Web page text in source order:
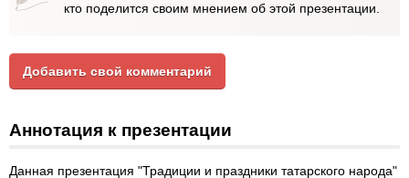
кто поделится своим мнением об этой презентации.
Добавить свой комментарий
Аннотация к презентации
Данная презентация "Традиции и праздники татарского народа"